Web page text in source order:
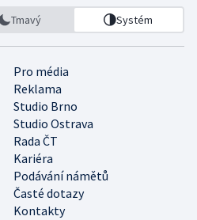
Tmavý Systém
Pro média
Reklama
Studio Brno
Studio Ostrava
Rada ČT
Kariéra
Podávání námětů
Časté dotazy
Kontakty